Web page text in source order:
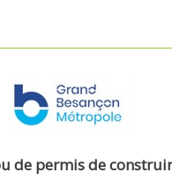
de permis de